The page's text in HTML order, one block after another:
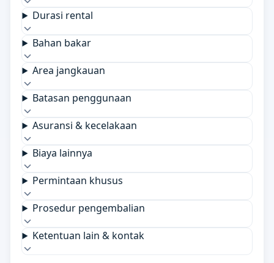
Durasi rental
Bahan bakar
Area jangkauan
Batasan penggunaan
Asuransi & kecelakaan
Biaya lainnya
Permintaan khusus
Prosedur pengembalian
Ketentuan lain & kontak